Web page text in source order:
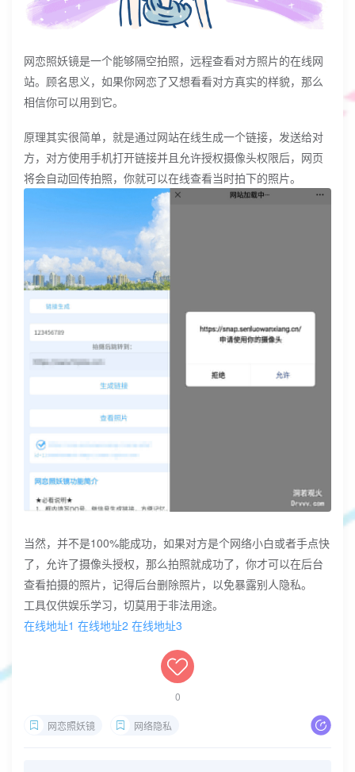
网恋照妖镜是一个能够隔空拍照，远程查看对方照片的在线网
站。顾名思义，如果你网恋了又想看看对方真实的样貌，那么
相信你可以用到它。
原理其实很简单，就是通过网站在线生成一个链接，发送给对
方，对方使用手机打开链接并且允许授权摄像头权限后，网页
将会自动回传拍照，你就可以在线查看当时拍下的照片。
当然，并不是100%能成功，如果对方是个网络小白或者手点快
了，允许了摄像头授权，那么拍照就成功了，你才可以在后台
查看拍摄的照片，记得后台删除照片，以免暴露别人隐私。
工具仅供娱乐学习，切莫用于非法用途。
在线地址1 在线地址2 在线地址3
0
网恋照妖镜 网络隐私